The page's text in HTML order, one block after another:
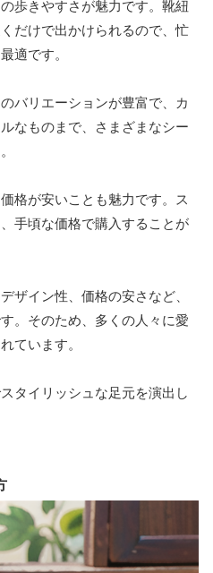
歩きやすさが魅力です。靴紐
だけで出かけられるので、忙
適です。
バリエーションが豊富で、カ
なものまで、さまざまなシー
格が安いことも魅力です。ス
手頃な価格で購入することが
ザイン性、価格の安さなど、
。そのため、多くの人々に愛
ています。
タイリッシュな足元を演出し